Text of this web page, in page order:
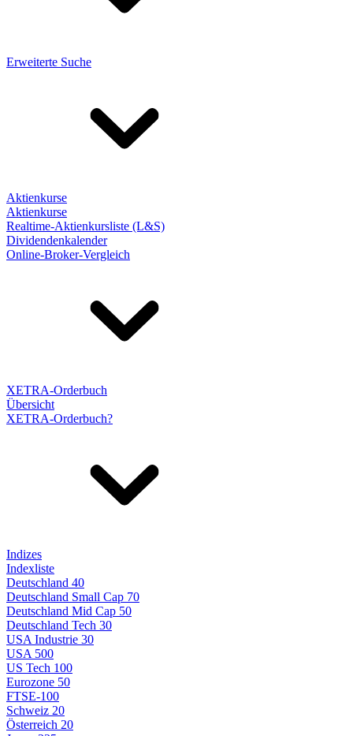
Erweiterte Suche
Aktienkurse
Aktienkurse
Realtime-Aktienkursliste (L&S)
Dividendenkalender
Online-Broker-Vergleich
XETRA-Orderbuch
Übersicht
XETRA-Orderbuch?
Indizes
Indexliste
Deutschland 40
Deutschland Small Cap 70
Deutschland Mid Cap 50
Deutschland Tech 30
USA Industrie 30
USA 500
US Tech 100
Eurozone 50
FTSE-100
Schweiz 20
Österreich 20